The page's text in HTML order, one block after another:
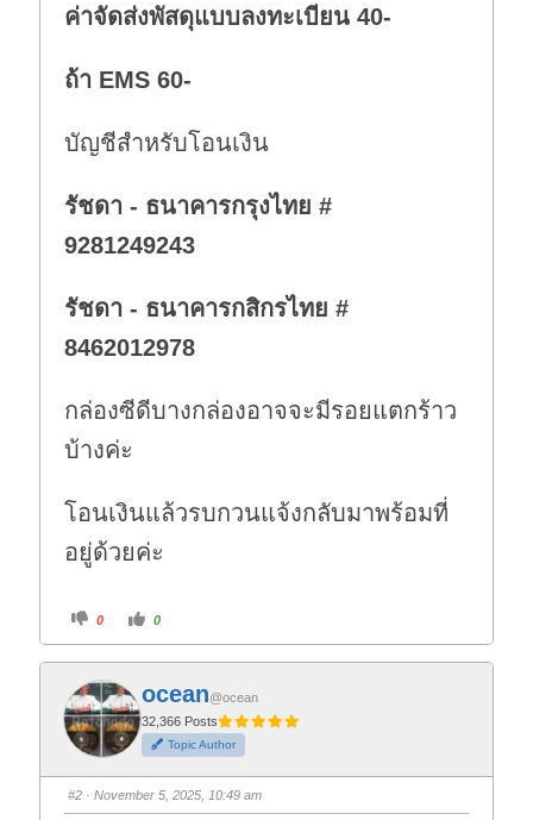
ค่าจัดส่งพัสดุแบบลงทะเบียน 40-
ถ้า EMS 60-
บัญชีสำหรับโอนเงิน
รัชดา - ธนาคารกรุงไทย #
9281249243
รัชดา - ธนาคารกสิกรไทย #
8462012978
กล่องซีดีบางกล่องอาจจะมีรอยแตกร้าว
บ้างค่ะ
โอนเงินแล้วรบกวนแจ้งกลับมาพร้อมที่
อยู่ด้วยค่ะ
C
i
k
f
o
r
t
h
u
m
d
o
0
C
i
k
o
r
t
h
u
m
u
p
0
ocean@ocean
32,366 Posts
Topic Author
#2 · November 5, 2025, 10:49 am